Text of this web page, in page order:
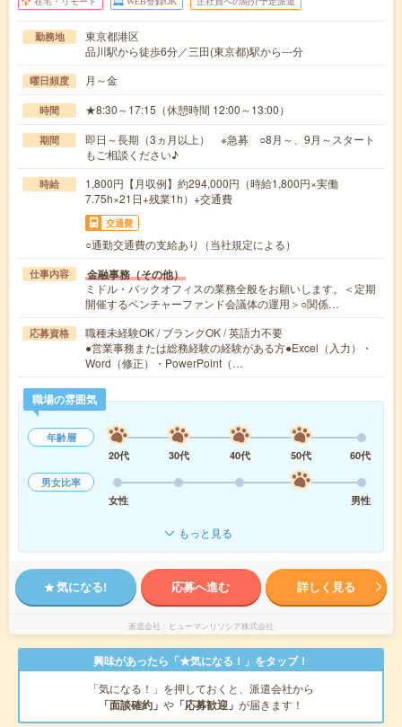
勤務地
東京都港区
品川駅から徒歩6分／三田(東京都)駅から---分
曜日頻度 月～金
時間 ★8:30～17:15（休憩時間 12:00～13:00）
期間
即日～長期（3ヵ月以上） ※急募 ○8月～、9月～スタート
もご相談ください♪
時給
1,800円【月収例】約294,000円（時給1,800円×実働
7.75h×21日+残業1h）+交通費
交通費
○通勤交通費の支給あり（当社規定による）
仕事内容 金融事務（その他）
ミドル・バックオフィスの業務全般をお願いします。＜定期
開催するベンチャーファンド会議体の運用＞○関係…
応募資格
職種未経験OK / ブランクOK / 英語力不要
●営業事務または総務経験の経験がある方●Excel（入力）・
Word（修正）・PowerPoint（…
職場の雰囲気
年齢層
20代
30代 40代 50代
60代
男女比率
女性
男性
もっと見る
気になる! 応募へ進む 詳しく見る
派遣会社 ヒューマンリソシア株式会社
興味があったら「★気になる！」をタップ！
「気になる！」を押しておくと、派遣会社から
「面談確約」 や 「応募歓迎」 が届きます！